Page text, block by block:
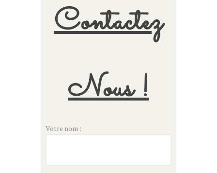
Contactez
Nous !
Votre nom :